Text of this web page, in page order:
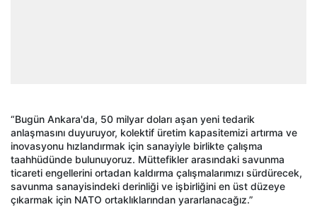
“Bugün Ankara'da, 50 milyar doları aşan yeni tedarik
anlaşmasını duyuruyor, kolektif üretim kapasitemizi artırma ve
inovasyonu hızlandırmak için sanayiyle birlikte çalışma
taahhüdünde bulunuyoruz. Müttefikler arasındaki savunma
ticareti engellerini ortadan kaldırma çalışmalarımızı sürdürecek,
savunma sanayisindeki derinliği ve işbirliğini en üst düzeye
çıkarmak için NATO ortaklıklarından yararlanacağız.”